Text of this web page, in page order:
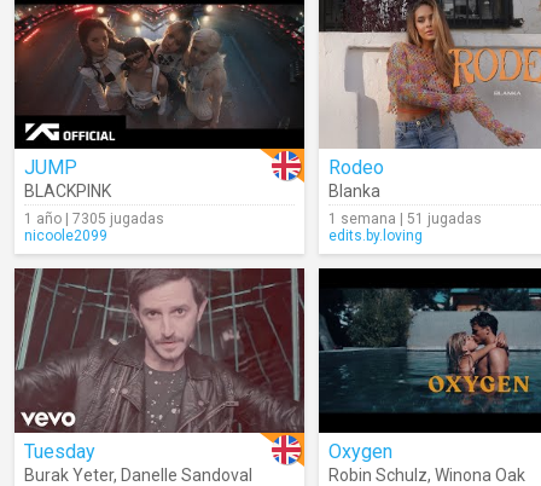
JUMP
BLACKPINK
1 año | 7305 jugadas
nicoole2099
Rodeo
Blanka
1 semana | 51 jugadas
edits.by.loving
Tuesday
Burak Yeter, Danelle Sandoval
Oxygen
Robin Schulz, Winona Oak